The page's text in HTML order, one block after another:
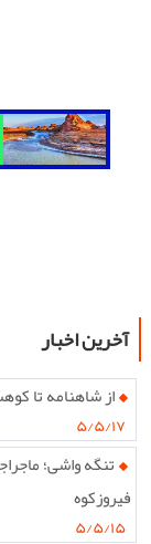
آخرین اخبار
از شاهنامه تا
۵/۵/۱۷
تنگه واشی؛
فیروزکوه
۵/۵/۱۵